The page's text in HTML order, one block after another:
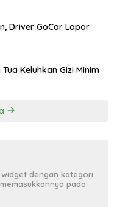
Driver GoCar Lapor
Keluhkan Gizi Minim
dengan kategori
pada